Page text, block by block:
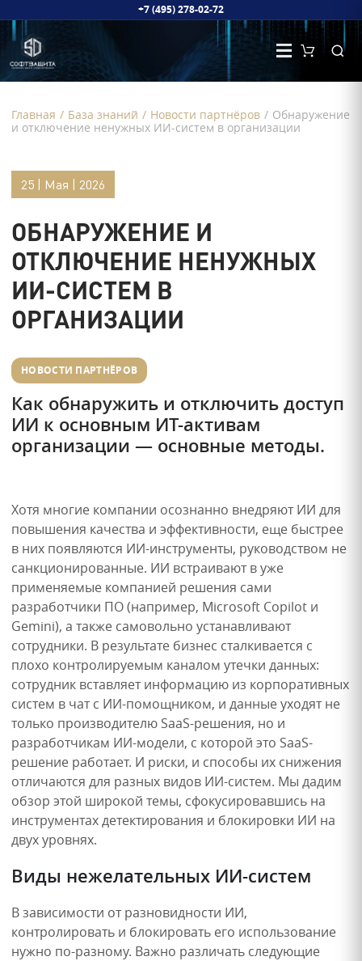
+7 (495) 278-02-72
Главная / База знаний / Новости партнёров / Обнаружение
и отключение ненужных ИИ-систем в организации
25 | Мая | 2026
ОБНАРУЖЕНИЕ И
ОТКЛЮЧЕНИЕ НЕНУЖНЫХ
ИИ-СИСТЕМ В
ОРГАНИЗАЦИИ
НОВОСТИ ПАРТНЁРОВ
Как обнаружить и отключить доступ
ИИ к основным ИТ-активам
организации — основные методы.
Хотя многие компании осознанно внедряют ИИ для
повышения качества и эффективности, еще быстрее
в них появляются ИИ-инструменты, руководством не
санкционированные. ИИ встраивают в уже
применяемые компанией решения сами
разработчики ПО (например, Microsoft Copilot и
Gemini), а также самовольно устанавливают
сотрудники. В результате бизнес сталкивается с
плохо контролируемым каналом утечки данных:
сотрудник вставляет информацию из корпоративных
систем в чат с ИИ-помощником, и данные уходят не
только производителю SaaS-решения, но и
разработчикам ИИ-модели, с которой это SaaS-
решение работает. И риски, и способы их снижения
отличаются для разных видов ИИ-систем. Мы дадим
обзор этой широкой темы, сфокусировавшись на
инструментах детектирования и блокировки ИИ на
двух уровнях.
Виды нежелательных ИИ-систем
В зависимости от разновидности ИИ,
контролировать и блокировать его использование
нужно по-разному. Важно различать следующие